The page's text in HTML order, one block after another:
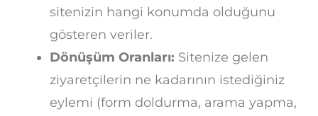
sitenizin hangi konumda olduğunu
gösteren veriler.
Dönüşüm Oranları: Sitenize gelen
ziyaretçilerin ne kadarının istediğiniz
eylemi (form doldurma, arama yapma,